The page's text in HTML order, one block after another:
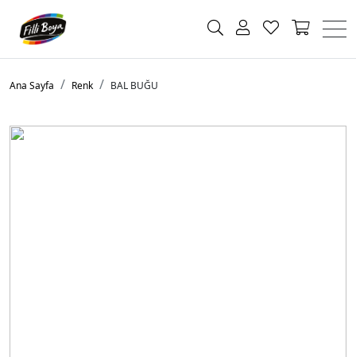
Ana Sayfa Renk BAL BUĞU